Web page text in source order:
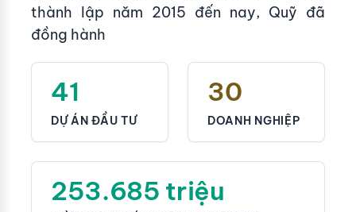
thành lập năm 2015 đến nay, Quỹ đã
đồng hành
41
DỰ ÁN ĐẦU TƯ
30
DOANH NGHIỆP
253.685 triệu